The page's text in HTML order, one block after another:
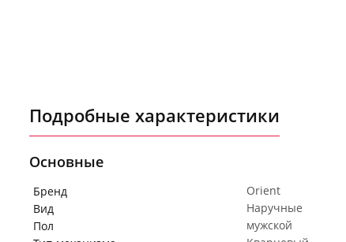
Подробные характеристики
Основные
Бренд
Orient
Вид
Наручные
Пол
мужской